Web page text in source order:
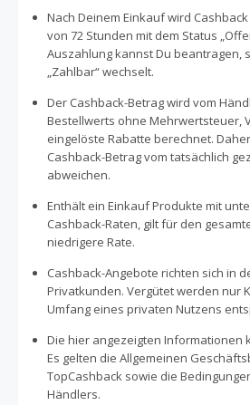
Nach Deinem Einkauf wird
von 72 Stunden mit dem Status
Auszahlung kannst Du beantragen,
„Zahlbar“ wechselt.
Der Cashback-Betrag wird vom
Bestellwerts ohne Mehrwertsteuer,
eingelöste Rabatte berechnet.
Cashback-Betrag vom tatsächlich
abweichen.
Enthält ein Einkauf Produkte mit
Cashback-Raten, gilt für den
niedrigere Rate.
Cashback-Angebote richten sich in
Privatkunden. Vergütet werden nur
Umfang eines privaten Nutzens
Die hier angezeigten Informationen
Es gelten die Allgemeinen
TopCashback sowie die
Händlers.